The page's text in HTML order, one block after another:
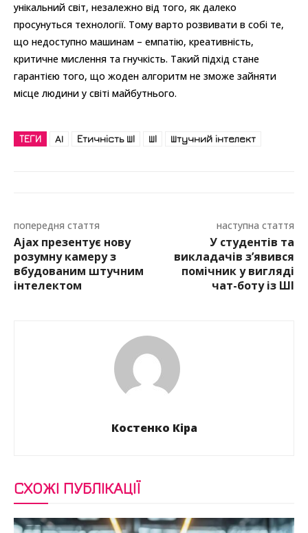
унікальний світ, незалежно від того, як далеко
просунуться технології. Тому варто розвивати в собі те,
що недоступно машинам – емпатію, креативність,
критичне мислення та гнучкість. Такий підхід стане
гарантією того, що жоден алгоритм не зможе зайняти
місце людини у світі майбутнього.
ТЕГИ AI Етичність ШІ ШІ Штучний інтелект
попередня стаття
Ajax презентує нову
розумну камеру з
вбудованим штучним
інтелектом
наступна стаття
У студентів та
викладачів з’явився
помічник у вигляді
чат-боту із ШІ
Костенко Кіра
СХОЖІ ПУБЛІКАЦІЇ